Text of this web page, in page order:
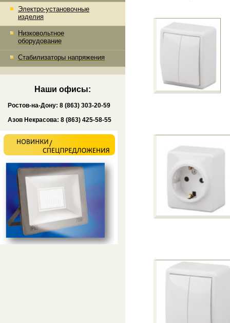
Электро-установочные
изделия
Низковольтное
оборудование
Стабилизаторы напряжения
Наши офисы:
Ростов-на-Дону: 8 (863) 303-20-59
Азов Некрасова: 8 (863) 425-58-55